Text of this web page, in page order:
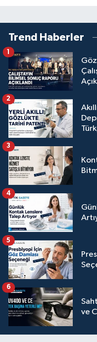
Trend Haberler
1
2
3
4
5
ve
6